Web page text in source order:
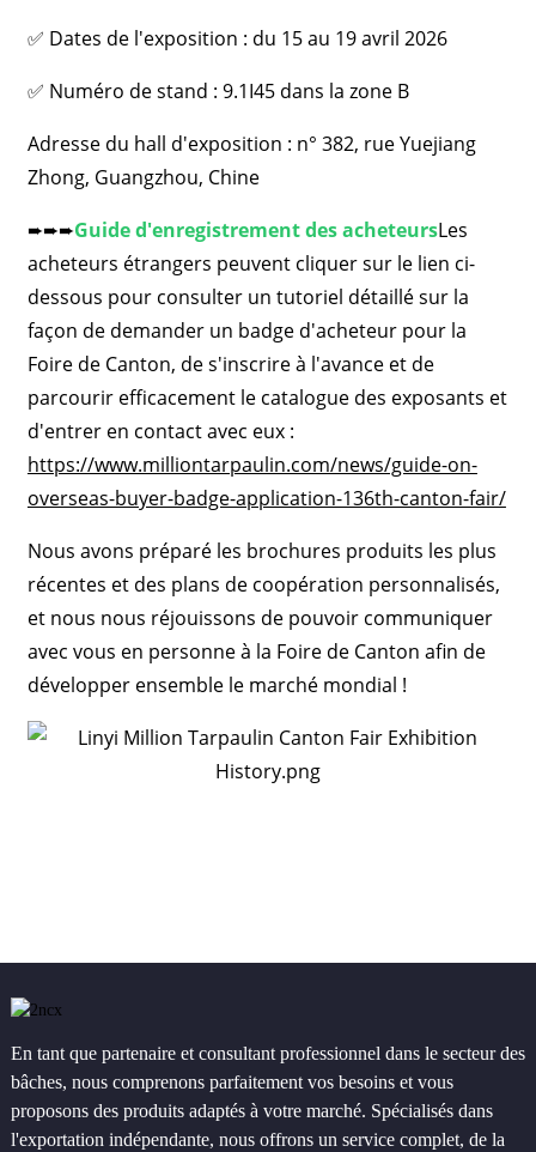
✅ Dates de l'exposition : du 15 au 19 avril 2026
✅ Numéro de stand : 9.1I45 dans la zone B
Adresse du hall d'exposition : n° 382, ​​rue Yuejiang
Zhong, Guangzhou, Chine
➨➨➨Guide d'enregistrement des acheteursLes
acheteurs étrangers peuvent cliquer sur le lien ci-
dessous pour consulter un tutoriel détaillé sur la
façon de demander un badge d'acheteur pour la
Foire de Canton, de s'inscrire à l'avance et de
parcourir efficacement le catalogue des exposants et
d'entrer en contact avec eux :
https://www.milliontarpaulin.com/news/guide-on-
overseas-buyer-badge-application-136th-canton-fair/
Nous avons préparé les brochures produits les plus
récentes et des plans de coopération personnalisés,
et nous nous réjouissons de pouvoir communiquer
avec vous en personne à la Foire de Canton afin de
développer ensemble le marché mondial !
En tant que partenaire et consultant professionnel dans le secteur des
bâches, nous comprenons parfaitement vos besoins et vous
proposons des produits adaptés à votre marché. Spécialisés dans
l'exportation indépendante, nous offrons un service complet, de la